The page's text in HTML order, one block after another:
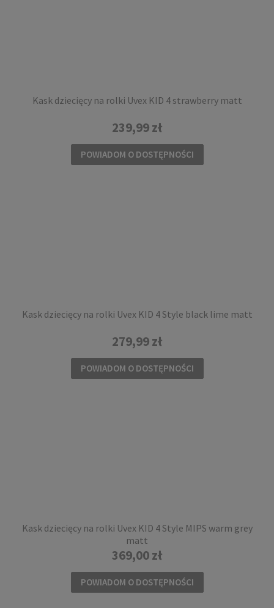
Kask dziecięcy na rolki Uvex KID 4 strawberry matt
239,99 zł
POWIADOM O DOSTĘPNOŚCI
Kask dziecięcy na rolki Uvex KID 4 Style black lime matt
279,99 zł
POWIADOM O DOSTĘPNOŚCI
Kask dziecięcy na rolki Uvex KID 4 Style MIPS warm grey
matt
369,00 zł
POWIADOM O DOSTĘPNOŚCI